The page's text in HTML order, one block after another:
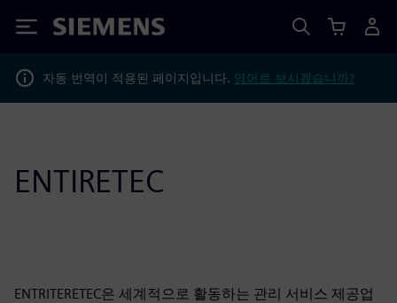
Siemens
자동 번역이 적용된 페이지입니다. 영어로 보시겠습니까?
ENTIRETEC
ENTRITERETEC은 세계적으로 활동하는 관리 서비스 제공업